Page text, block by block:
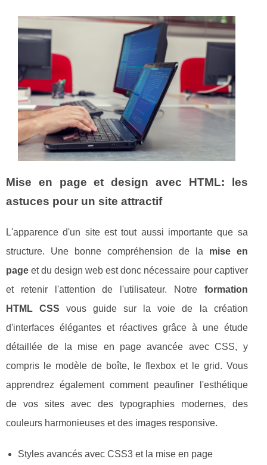
Mise en page et design avec HTML: les
astuces pour un site attractif
L'apparence d'un site est tout aussi importante que sa
structure. Une bonne compréhension de la mise en
page et du design web est donc nécessaire pour captiver
et retenir l'attention de l'utilisateur. Notre formation
HTML CSS vous guide sur la voie de la création
d'interfaces élégantes et réactives grâce à une étude
détaillée de la mise en page avancée avec CSS, y
compris le modèle de boîte, le flexbox et le grid. Vous
apprendrez également comment peaufiner l'esthétique
de vos sites avec des typographies modernes, des
couleurs harmonieuses et des images responsive.
Styles avancés avec CSS3 et la mise en page